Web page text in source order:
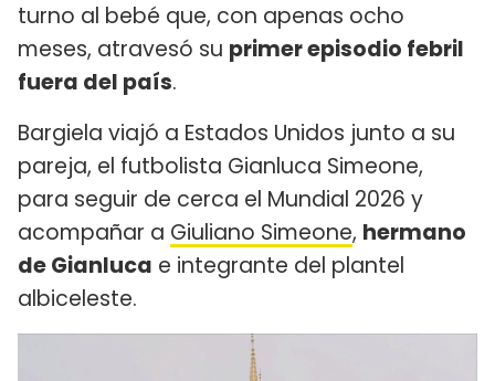
turno al bebé que, con apenas ocho
meses, atravesó su primer episodio febril
fuera del país.
Bargiela viajó a Estados Unidos junto a su
pareja, el futbolista Gianluca Simeone,
para seguir de cerca el Mundial 2026 y
acompañar a Giuliano Simeone, hermano
de Gianluca e integrante del plantel
albiceleste.